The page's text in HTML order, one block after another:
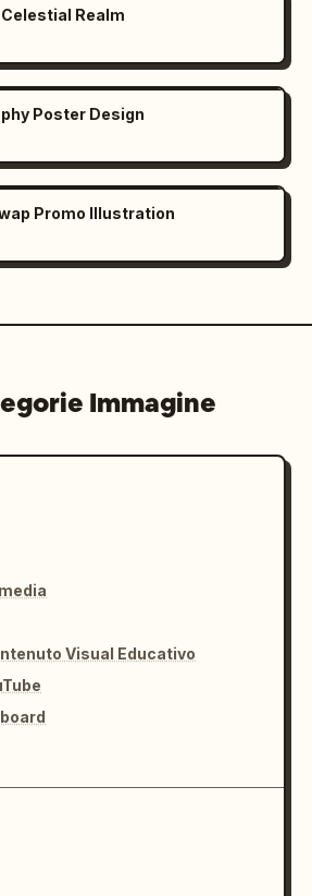
Realm
Poster Design
Promo Illustration
Immagine
Visual Educativo